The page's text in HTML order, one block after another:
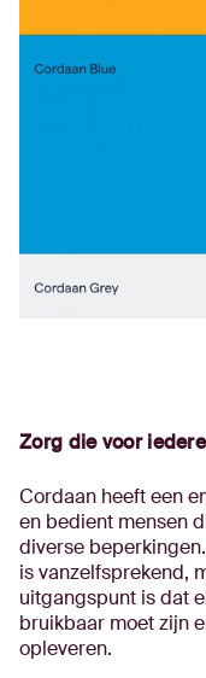
Zorg die voor
Cordaan heeft een
en bedient mensen
diverse
is vanzelfsprekend,
uitgangspunt is dat
bruikbaar moet zijn
opleveren.